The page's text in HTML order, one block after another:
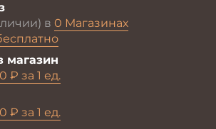
в 0 Магазинах
магазин
₽ за 1 ед.
₽ за 1 ед.